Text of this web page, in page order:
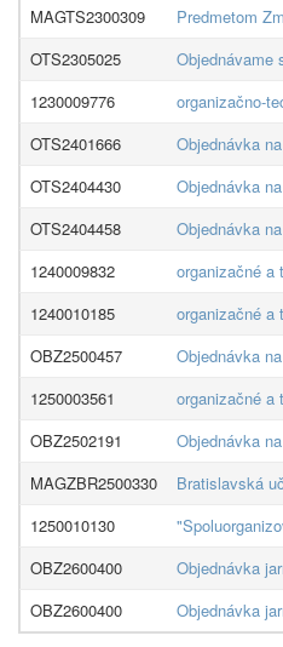
MAGTS2300309
Predmetom
OTS2305025
Objednávame
1230009776
organizačno-
OTS2401666
Objednávka
OTS2404430
Objednávka
OTS2404458
Objednávka
1240009832
organizačné a
1240010185
organizačné a
OBZ2500457
Objednávka
1250003561
organizačné a
OBZ2502191
Objednávka
MAGZBR2500330
Bratislavská
1250010130
OBZ2600400
Objednávka
OBZ2600400
Objednávka